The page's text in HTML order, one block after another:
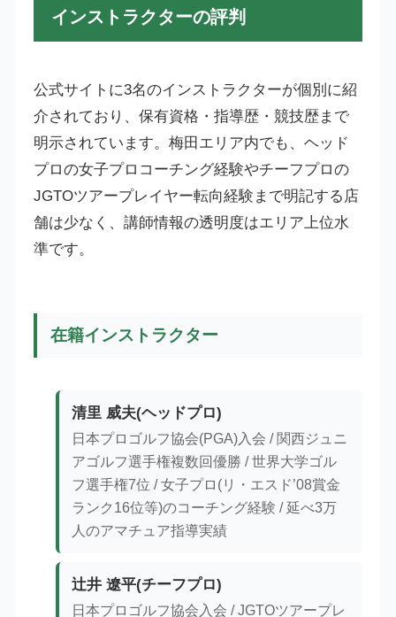
インストラクターの評判
公式サイトに3名のインストラクターが個別に紹
介されており、保有資格・指導歴・競技歴まで
明示されています。梅田エリア内でも、ヘッド
プロの女子プロコーチング経験やチーフプロの
JGTOツアープレイヤー転向経験まで明記する店
舗は少なく、講師情報の透明度はエリア上位水
準です。
在籍インストラクター
清里 威夫(ヘッドプロ)
日本プロゴルフ協会(PGA)入会 / 関西ジュニ
アゴルフ選手権複数回優勝 / 世界大学ゴル
フ選手権7位 / 女子プロ(リ・エスド’08賞金
ランク16位等)のコーチング経験 / 延べ3万
人のアマチュア指導実績
辻井 遼平(チーフプロ)
日本プロゴルフ協会入会 / JGTOツアープレ